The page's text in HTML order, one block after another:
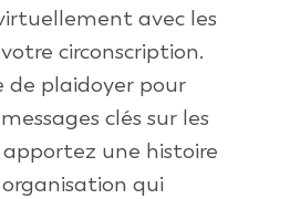
avec les
circonscription.
de plaidoyer pour
clés sur les
une histoire
qui